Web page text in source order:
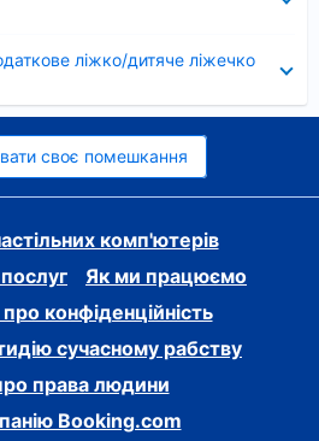
ліжко/дитяче ліжечко
своє помешкання
комп'ютерів
Як ми працюємо
конфіденційність
сучасному рабству
права людини
Booking.com